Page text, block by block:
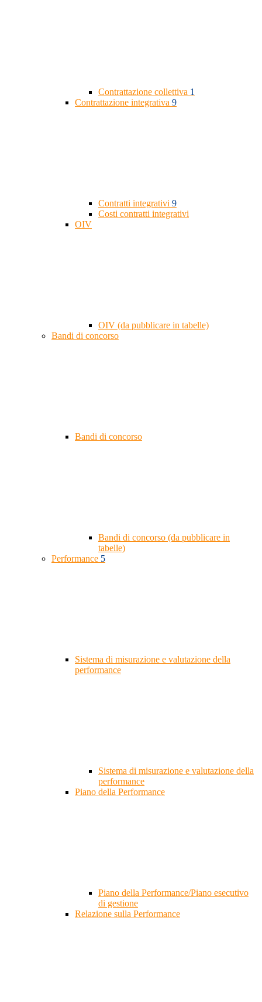
Contrattazione collettiva 1
Contrattazione integrativa 9
Contratti integrativi 9
Costi contratti integrativi
OIV
OIV (da pubblicare in tabelle)
Bandi di concorso
Bandi di concorso
Bandi di concorso (da pubblicare in
tabelle)
Performance 5
Sistema di misurazione e valutazione della
performance
Sistema di misurazione e valutazione della
performance
Piano della Performance
Piano della Performance/Piano esecutivo
di gestione
Relazione sulla Performance